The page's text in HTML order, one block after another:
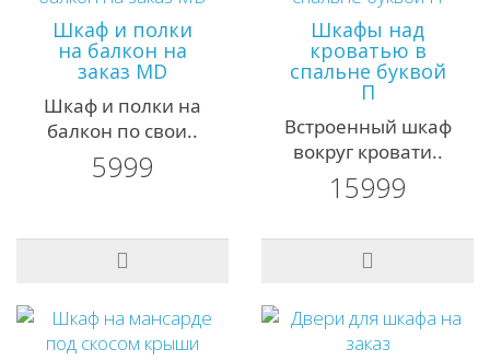
Шкаф и полки
на балкон на
заказ MD
Шкаф и полки на
балкон по свои..
5999
Шкафы над
кроватью в
спальне буквой
П
Встроенный шкаф
вокруг кровати..
15999